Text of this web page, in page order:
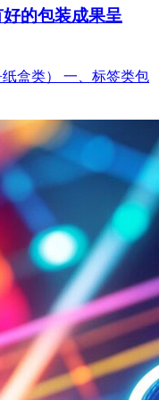
的包装成果呈
盒类） 一、标签类包